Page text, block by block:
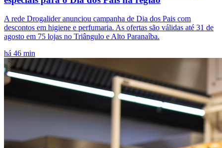
A rede Drogalider anunciou campanha de Dia dos Pais com
descontos em higiene e perfumaria. As ofertas são válidas até 31 de
agosto em 75 lojas no Triângulo e Alto Paranaíba.
há 46 min